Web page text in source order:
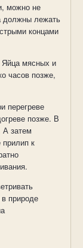
можно не
должны лежать
концами
Яйца мясных и
часов позже,
перегреве
позже. В
А затем
к
природе